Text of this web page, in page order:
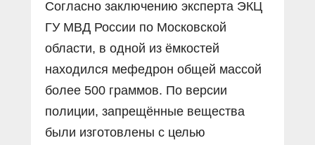
Согласно заключению эксперта ЭКЦ
ГУ МВД России по Московской
области, в одной из ёмкостей
находился мефедрон общей массой
более 500 граммов. По версии
полиции, запрещённые вещества
были изготовлены с целью